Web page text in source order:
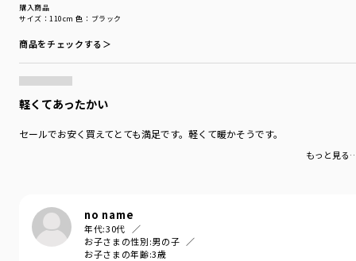
購入商品
サイズ：110cm 色：ブラック
商品をチェックする＞
軽くてあったかい
セールでお安く買えてとても満足です。軽くて暖かそうです。
もっと見る
no name
年代:30代
お子さまの性別:男の子
お子さまの年齢:3歳